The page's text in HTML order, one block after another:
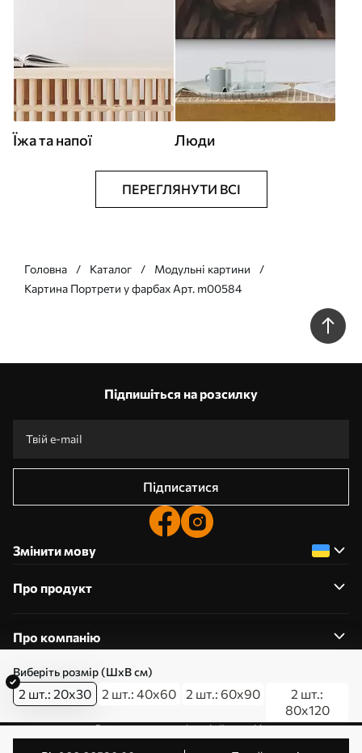
Виберіть розмір (ШхВ см)
2 шт.: 20x30 2 шт.: 40x60 2 шт.: 60x90
2 шт.:
80x120
Їжа та напої Люди
ПЕРЕГЛЯНУТИ ВСІ
Головна Каталог
Модульні картини
Картина Портрети у фарбах Арт. m00584
Підпишіться на розсилку
Підписатися
Змінити мову
Про продукт
Про компанію
Редагування дозволів на файли cookie
© 2011-2026 Art-holst. Усі права захищені. Власник: